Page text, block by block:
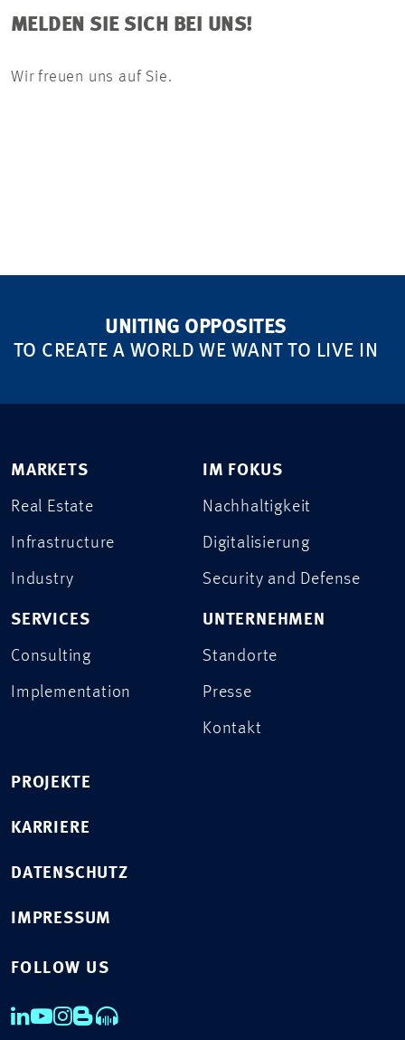
MELDEN SIE SICH BEI UNS!
Wir freuen uns auf Sie.
UNITING OPPOSITES
TO CREATE A WORLD WE WANT TO LIVE IN
MARKETS
Real Estate
Infrastructure
Industry
SERVICES
Consulting
Implementation
IM FOKUS
Nachhaltigkeit
Digitalisierung
Security and Defense
UNTERNEHMEN
Standorte
Presse
Kontakt
PROJEKTE
KARRIERE
DATENSCHUTZ
IMPRESSUM
FOLLOW US